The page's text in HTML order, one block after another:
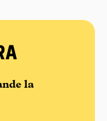
la